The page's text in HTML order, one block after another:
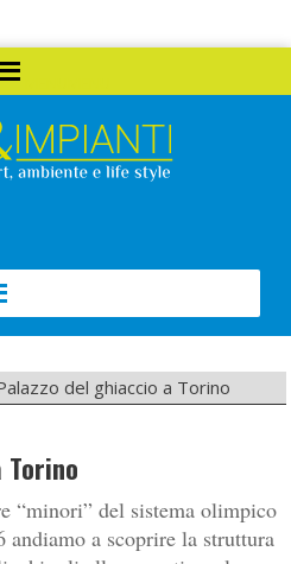
del ghiaccio a Torino
Torino
“minori” del sistema olimpico
andiamo a scoprire la struttura